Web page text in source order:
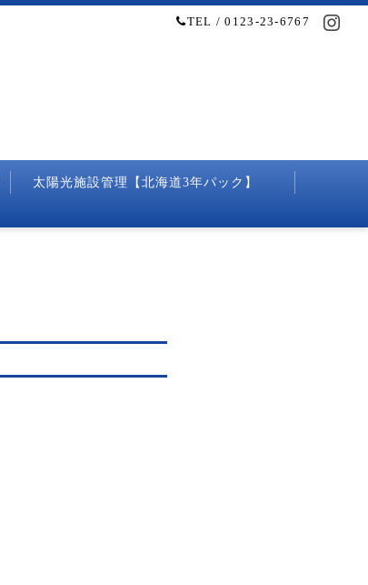
TEL / 0123-23-6767
太陽光施設管理【北海道3年パック】